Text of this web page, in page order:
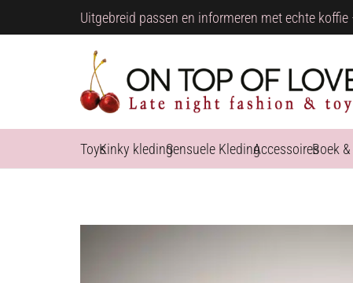
Uitgebreid passen en informeren met echte
ToysKinky kledingSensuele KledingAccessoiresBoek